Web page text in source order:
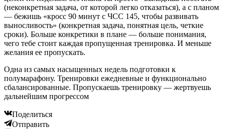
(неконкретная задача, от которой легко отказаться), а с планом
— бежишь «кросс 90 минут с ЧСС 145, чтобы развивать
выносливость» (конкретная задача, понятная цель, четкие
сроки). Больше конкретики в плане — больше понимания,
чего тебе стоит каждая пропущенная тренировка. И меньше
желания ее пропускать.
Одна из самых насыщенных недель подготовки к
полумарафону. Тренировки ежедневные и функционально
сбалансированные. Пропускаешь тренировку — жертвуешь
дальнейшим прогрессом
Поделиться
Отправить